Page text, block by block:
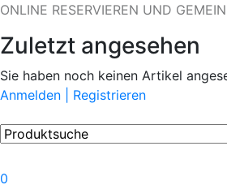
ONLINE RESERVIEREN UND
Zuletzt angesehen
Sie haben noch keinen Artikel
Anmelden | Registrieren
0